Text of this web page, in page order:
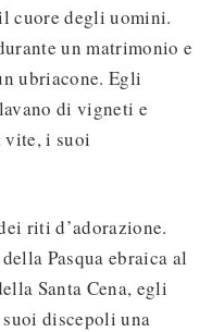
cuore degli uomini.
un matrimonio e
ubriacone. Egli
di vigneti e
vite, i suoi
riti d’adorazione.
Pasqua ebraica al
Santa Cena, egli
discepoli una